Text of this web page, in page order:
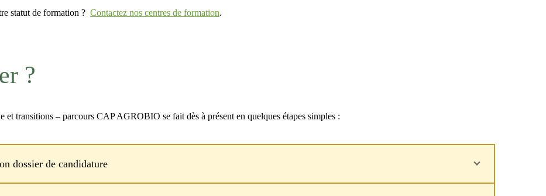
statut de formation ? Contactez nos centres de formation.
?
transitions – parcours CAP AGROBIO se fait dès à présent en quelques étapes simples :
dossier de candidature